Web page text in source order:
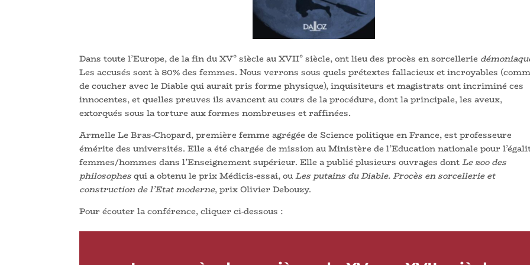
Dans toute l’Europe, de la fin du XV° siècle au XVII° siècle, ont lieu des procès en sorcellerie
Les accusés sont à 80% des femmes. Nous verrons sous quels prétextes fallacieux et incroyables
de coucher avec le Diable qui aurait pris forme physique), inquisiteurs et magistrats ont incriminé ces
innocentes, et quelles preuves ils avancent au cours de la procédure, dont la principale, les aveux,
extorqués sous la torture aux formes nombreuses et raffinées.
Armelle Le Bras-Chopard, première femme agrégée de Science politique en France, est professeure
émérite des universités. Elle a été chargée de mission au Ministère de l’Education nationale pour
femmes/hommes dans l’Enseignement supérieur. Elle a publié plusieurs ouvrages dontLe zoo des
philosophesqui a obtenu le prix Médicis-essai, ouLes putains du Diable. Procès en sorcellerie et
construction de l’Etat moderne, prix Olivier Debouzy.
Pour écouter la conférence, cliquer ci-dessous :